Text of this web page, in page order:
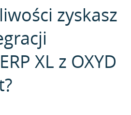
zyskasz
XL z OXYD